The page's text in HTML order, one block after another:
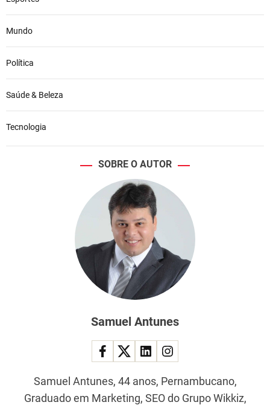
Mundo
Política
Saúde & Beleza
Tecnologia
SOBRE O AUTOR
Samuel Antunes
Samuel Antunes, 44 anos, Pernambucano,
Graduado em Marketing, SEO do Grupo Wikkiz,